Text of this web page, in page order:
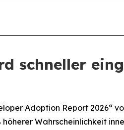
schneller
Adoption Report 2026“
Wahrscheinlichkeit